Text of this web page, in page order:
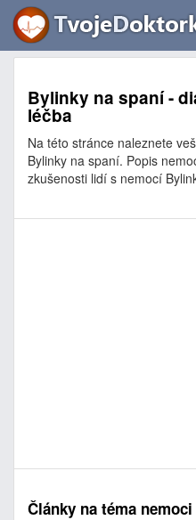
Bylinky na spaní -
léčba
Na této stránce naleznete
Bylinky na spaní. Popis
zkušenosti lidí s nemocí
Články na téma